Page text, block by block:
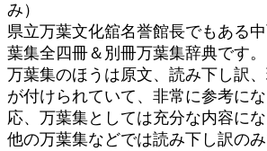
み）
県立万葉文化舘名誉館長でもある
葉集全四冊＆別冊万葉集辞典です。
万葉集のほうは原文、読み下し訳
が付けられていて、非常に参考に
応、万葉集としては充分な内容にな
他の万葉集などでは読み下し訳の